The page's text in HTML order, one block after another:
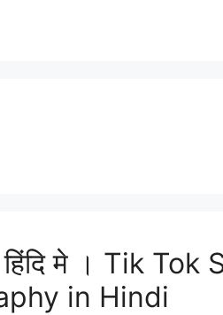
हिंदि मे । Tik Tok
in Hindi